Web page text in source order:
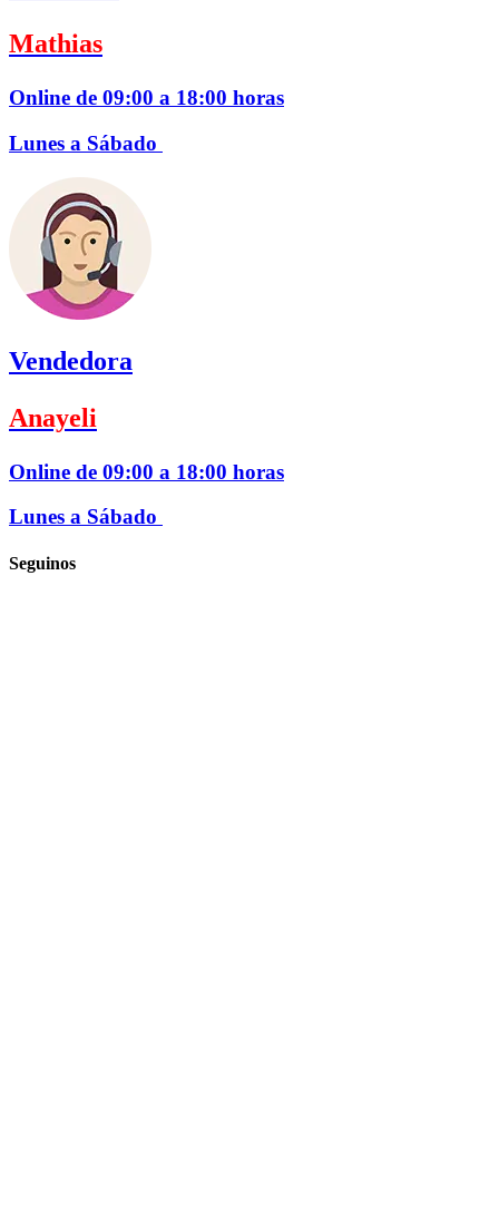
Mathias
Online de 09:00 a 18:00 horas
Lunes a Sábado
Vendedora
Anayeli
Online de 09:00 a 18:00 horas
Lunes a Sábado
Seguinos